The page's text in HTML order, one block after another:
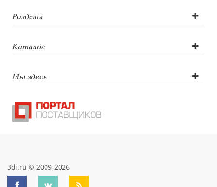
печать круговая,
Трафаретная
печать круговая,
Гравировка
(CO2 лазер),
Гравировка
лазер), УФ-
Разделы
Каталог
Мы здесь
3di.ru © 2009-2026